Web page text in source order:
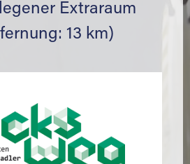
Extraraum
13 km)